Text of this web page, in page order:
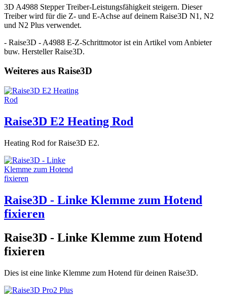
3D A4988 Stepper Treiber-Leistungsfähigkeit steigern. Dieser
Treiber wird für die Z- und E-Achse auf deinem Raise3D N1, N2
und N2 Plus verwendet.
- Raise3D - A4988 E-Z-Schrittmotor ist ein Artikel vom Anbieter
buw. Hersteller Raise3D.
Weiteres aus Raise3D
Raise3D E2 Heating Rod
Heating Rod for Raise3D E2.
Raise3D - Linke Klemme zum Hotend
fixieren
Raise3D - Linke Klemme zum Hotend
fixieren
Dies ist eine linke Klemme zum Hotend für deinen Raise3D.